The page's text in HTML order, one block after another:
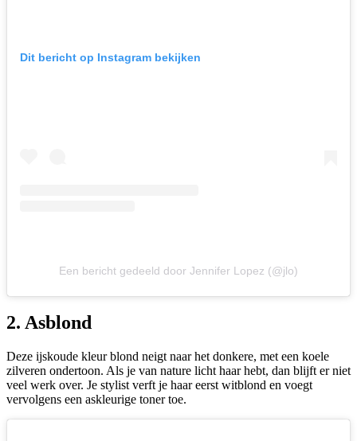
Dit bericht op Instagram bekijken
Een bericht gedeeld door Jennifer Lopez (@jlo)
2. Asblond
Deze ijskoude kleur blond neigt naar het donkere, met een koele
zilveren ondertoon. Als je van nature licht haar hebt, dan blijft er niet
veel werk over. Je stylist verft je haar eerst witblond en voegt
vervolgens een askleurige toner toe.